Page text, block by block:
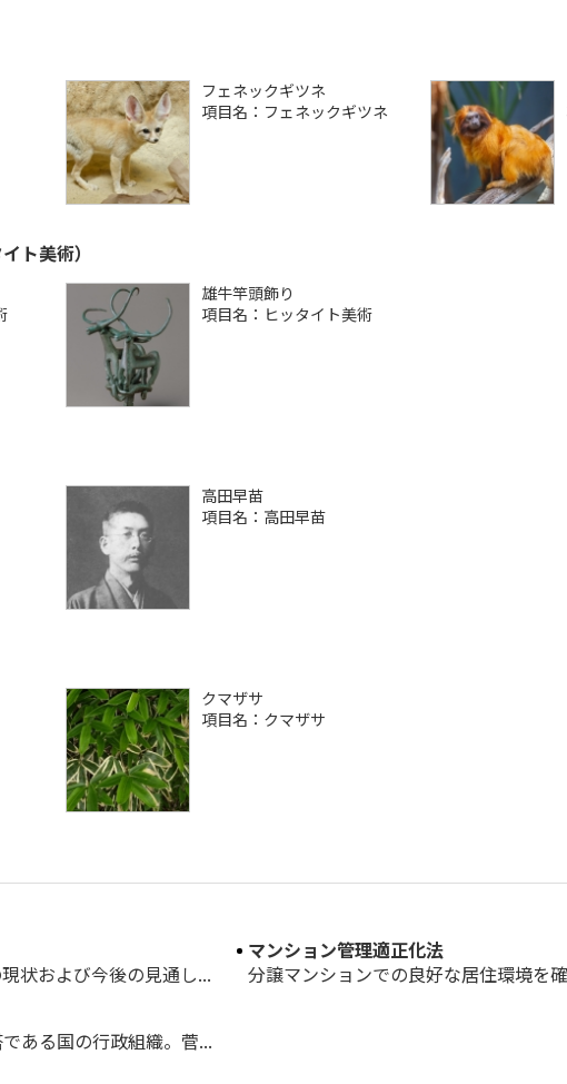
フェネックギツネ
項目名：フェネックギツネ
ト美術）
雄牛竿頭飾り
項目名：ヒッタイト美術
高田早苗
項目名：高田早苗
クマザサ
項目名：クマザサ
状および今後の見通し...
マンション管理適正化法
分譲マンションでの良好な居住環境を
ある国の行政組織。菅...